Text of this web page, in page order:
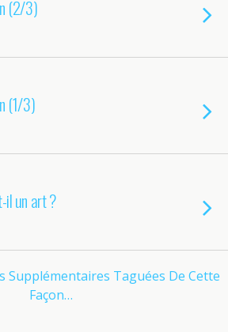
(2/3)
(1/3)
il un art ?
Supplémentaires Taguées De Cette
Façon…